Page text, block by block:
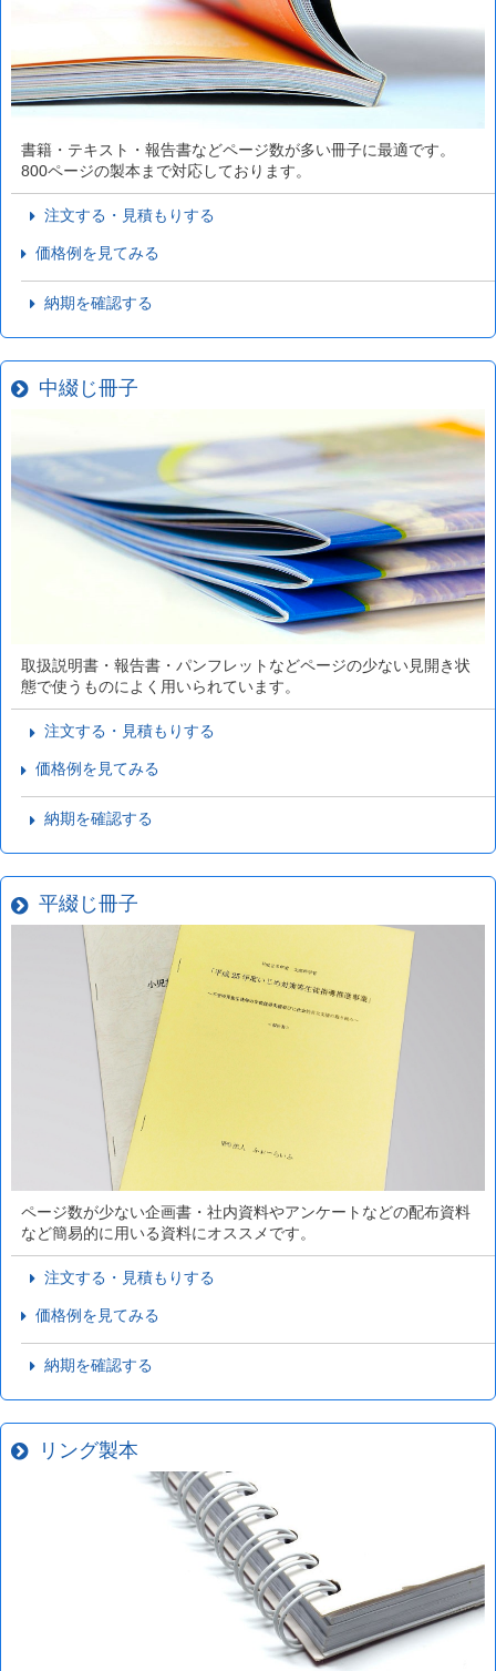
書籍・テキスト・報告書などページ数が多い冊子に最適です。
800ページの製本まで対応しております。
注文する・見積もりする
価格例を見てみる
納期を確認する
中綴じ冊子
取扱説明書・報告書・パンフレットなどページの少ない見開き状
態で使うものによく用いられています。
注文する・見積もりする
価格例を見てみる
納期を確認する
平綴じ冊子
ページ数が少ない企画書・社内資料やアンケートなどの配布資料
など簡易的に用いる資料にオススメです。
注文する・見積もりする
価格例を見てみる
納期を確認する
リング製本